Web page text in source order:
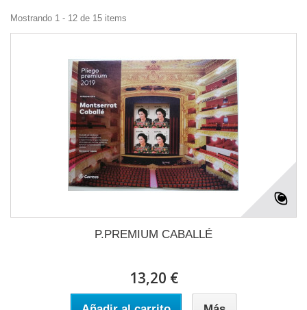
Mostrando 1 - 12 de 15 items
P.PREMIUM CABALLÉ
13,20 €